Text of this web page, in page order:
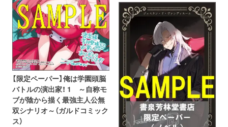
【限定ペーパー】俺は学園頭脳
バトルの演出家！ 1 ～自称モ
ブが陰から描く最強主人公無
双シナリオ～（ガルドコミック
ス）